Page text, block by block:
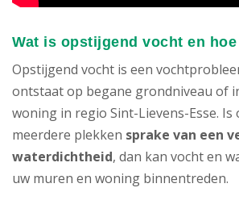
Wat is opstijgend vocht en
Opstijgend vocht is een
ontstaat op begane grondniveau of
woning in regio Sint-Lievens-Esse. Is
meerdere plekken sprake van een
waterdichtheid, dan kan vocht en
uw muren en woning binnentreden.